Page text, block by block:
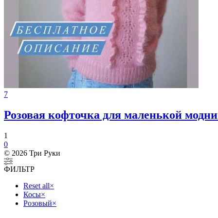
7
Розовая кофточка для маленькой
1
0
© 2026 Три Руки
ФИЛЬТР
Reset all×
Косы×
Розовый×